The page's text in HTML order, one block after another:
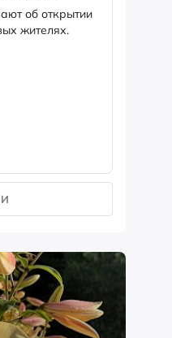
об открытии
жителях.